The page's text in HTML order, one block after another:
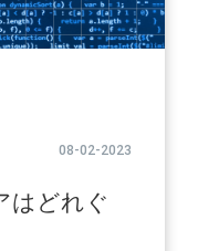
08-02-2023
はどれぐ